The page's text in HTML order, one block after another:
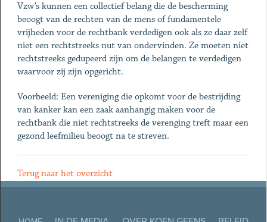
Vzw’s kunnen een collectief belang die de bescherming
beoogt van de rechten van de mens of fundamentele
vrijheden voor de rechtbank verdedigen ook als ze daar zelf
niet een rechtstreeks nut van ondervinden. Ze moeten niet
rechtstreeks gedupeerd zijn om de belangen te verdedigen
waarvoor zij zijn opgericht.
Voorbeeld: Een vereniging die opkomt voor de bestrijding
van kanker kan een zaak aanhangig maken voor de
rechtbank die niet rechtstreeks de verenging treft maar een
gezond leefmilieu beoogt na te streven.
Terug naar het overzicht